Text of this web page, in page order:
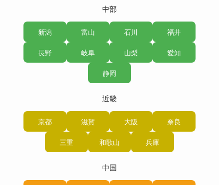
中部
新潟 富山 石川 福井
長野 岐阜 山梨 愛知
静岡
近畿
京都 滋賀 大阪 奈良
三重 和歌山 兵庫
中国